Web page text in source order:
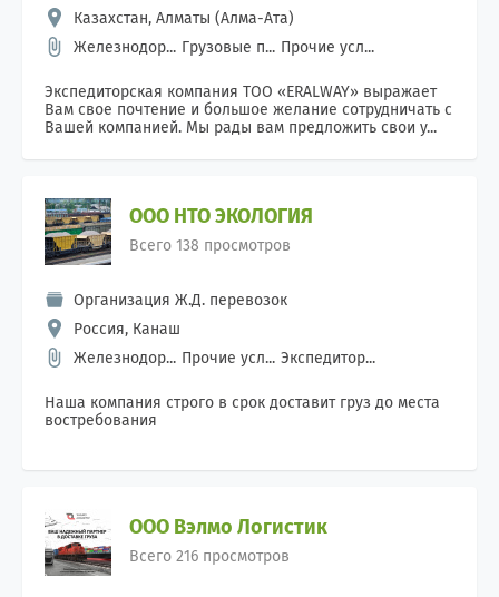
Казахстан, Алматы (Алма-Ата)
Железнодор... Грузовые п... Прочие усл...
Экспедиторская компания ТОО «ERALWAY» выражает
Вам свое почтение и большое желание сотрудничать с
Вашей компанией. Мы рады вам предложить свои у...
ООО НТО ЭКОЛОГИЯ
Всего 138 просмотров
Организация Ж.Д. перевозок
Россия, Канаш
Железнодор... Прочие усл... Экспедитор...
Наша компания строго в срок доставит груз до места
востребования
ООО Вэлмо Логистик
Всего 216 просмотров